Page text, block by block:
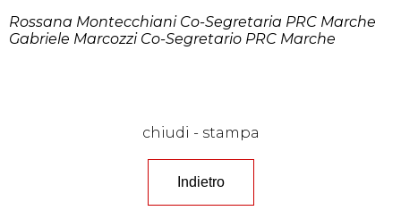
Rossana Montecchiani Co-Segretaria PRC Marche
Gabriele Marcozzi Co-Segretario PRC Marche
chiudi - stampa
Indietro